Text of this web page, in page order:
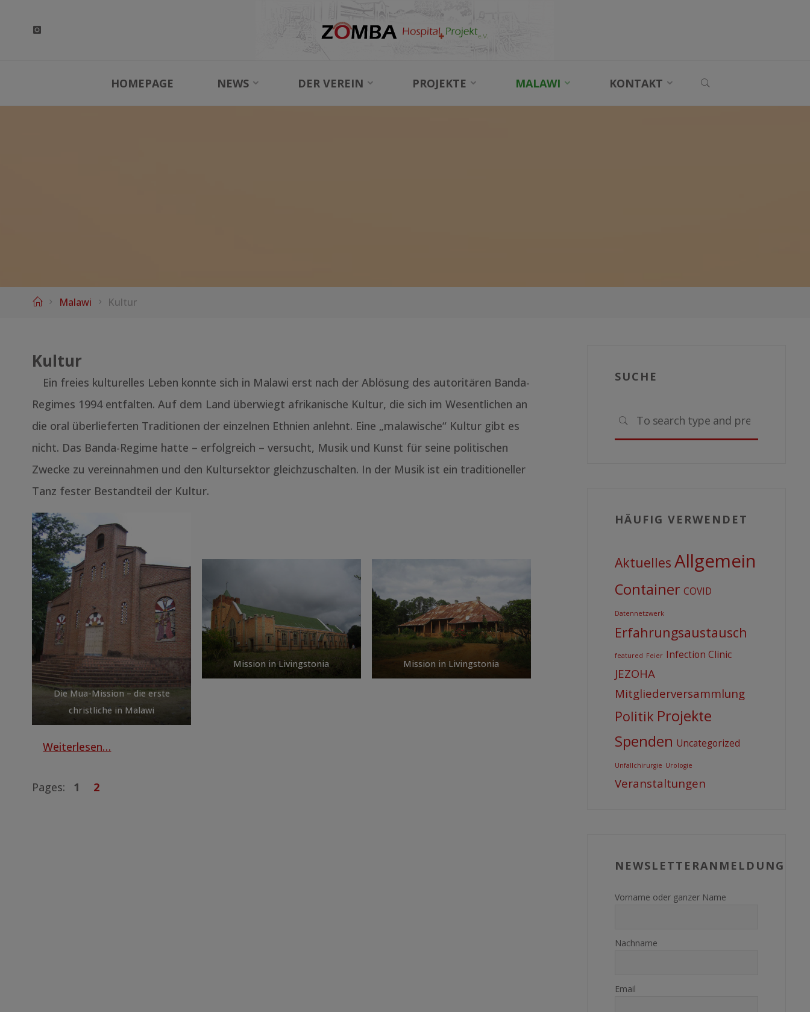
HOMEPAGE NEWS DER VEREIN PROJEKTE MALAWI KONTAKT
HomeMalawi Kultur
Kultur
Ein freies kulturelles Leben konnte sich in Malawi erst nach der Ablösung des autoritären Banda-
Regimes 1994 entfalten. Auf dem Land überwiegt afrikanische Kultur, die sich im Wesentlichen an
die oral überlieferten Traditionen der einzelnen Ethnien anlehnt. Eine „malawische“ Kultur gibt es
nicht. Das Banda-Regime hatte – erfolgreich – versucht, Musik und Kunst für seine politischen
Zwecke zu vereinnahmen und den Kultursektor gleichzuschalten. In der Musik ist ein traditioneller
Tanz fester Bestandteil der Kultur.
Die Mua-Mission – die erste
christliche in Malawi
Mission in Livingstonia Mission in Livingstonia
Weiterlesen…
Pages: 1 2
SUCHE
SEARCH
HÄUFIG VERWENDET
Aktuelles Allgemein
Container COVID
Datennetzwerk
Erfahrungsaustausch
featured Feier Infection Clinic
JEZOHA
Mitgliederversammlung
Politik Projekte
Spenden Uncategorized
Unfallchirurgie Urologie
Veranstaltungen
NEWSLETTERANMELDUNG
Vorname oder ganzer Name
Nachname
Email